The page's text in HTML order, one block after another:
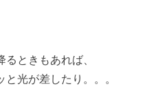
ときもあれば、
光が差したり。。。